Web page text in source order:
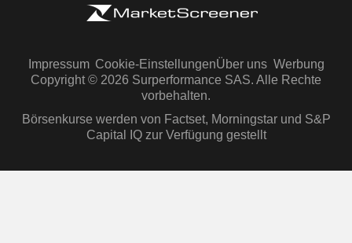
Impressum Cookie-EinstellungenÜber uns Werbung
Copyright © 2026 Surperformance SAS. Alle Rechte
vorbehalten.
Börsenkurse werden von Factset, Morningstar und S&P
Capital IQ zur Verfügung gestellt